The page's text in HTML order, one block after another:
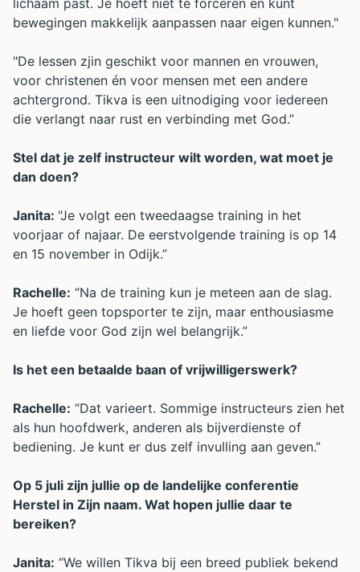
bewegingen makkelijk aanpassen naar eigen kunnen."
"De lessen zjin geschikt voor mannen en vrouwen,
voor christenen én voor mensen met een andere
achtergrond. Tikva is een uitnodiging voor iedereen
die verlangt naar rust en verbinding met God.”
Stel dat je zelf instructeur wilt worden, wat moet je
dan doen?
Janita: "Je volgt een tweedaagse training in het
voorjaar of najaar. De eerstvolgende training is op 14
en 15 november in Odijk.”
Rachelle: “Na de training kun je meteen aan de slag.
Je hoeft geen topsporter te zijn, maar enthousiasme
en liefde voor God zijn wel belangrijk.”
Is het een betaalde baan of vrijwilligerswerk?
Rachelle: “Dat varieert. Sommige instructeurs zien het
als hun hoofdwerk, anderen als bijverdienste of
bediening. Je kunt er dus zelf invulling aan geven.”
Op 5 juli zijn jullie op de landelijke conferentie
Herstel in Zijn naam. Wat hopen jullie daar te
bereiken?
Janita: “We willen Tikva bij een breed publiek bekend